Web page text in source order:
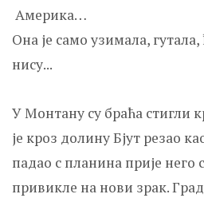
Америка…
Она је само узимала,
нису...
У Монтану су браћа стигли
је кроз долину Бјут резао
падао с планина прије него
привикле на нови зрак.